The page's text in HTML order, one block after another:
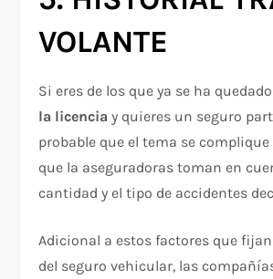
VOLANTE
Si eres de los que ya se ha quedado
la licencia y quieres un seguro
probable que el tema se complique
que la aseguradoras toman en
cantidad y el tipo de accidentes
Adicional a estos factores que
del seguro vehicular, las